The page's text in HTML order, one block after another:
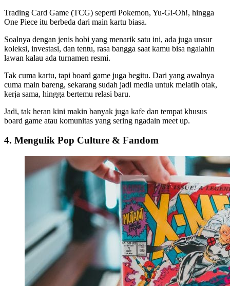
Trading Card Game (TCG) seperti Pokemon, Yu-Gi-Oh!, hingga
One Piece itu berbeda dari main kartu biasa.
Soalnya dengan jenis hobi yang menarik satu ini, ada juga unsur
koleksi, investasi, dan tentu, rasa bangga saat kamu bisa ngalahin
lawan kalau ada turnamen resmi.
Tak cuma kartu, tapi board game juga begitu. Dari yang awalnya
cuma main bareng, sekarang sudah jadi media untuk melatih otak,
kerja sama, hingga bertemu relasi baru.
Jadi, tak heran kini makin banyak juga kafe dan tempat khusus
board game atau komunitas yang sering ngadain meet up.
4. Mengulik Pop Culture & Fandom